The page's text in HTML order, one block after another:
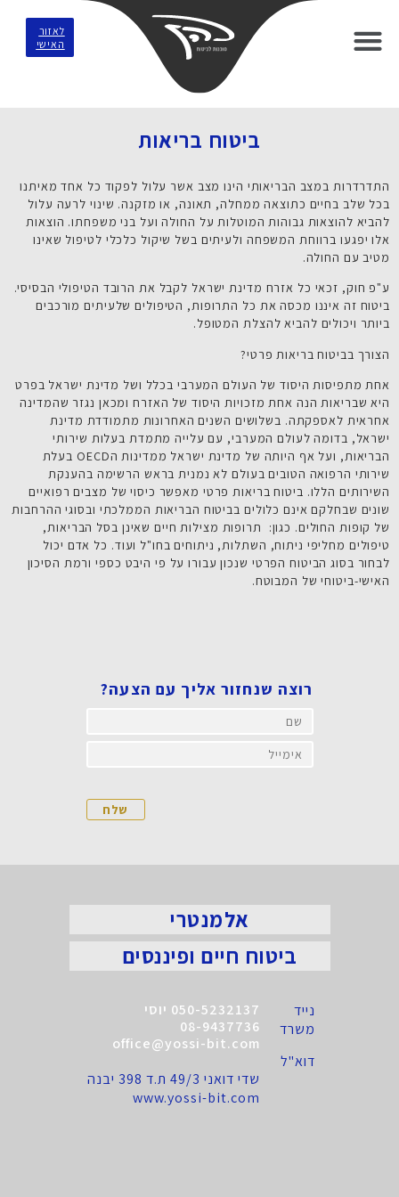
לאזור
האישי
ביטוח בריאות
התדרדרות במצב הבריאותי הינו מצב אשר עלול לפקוד כל אחד מאיתנו
בכל שלב בחיים כתוצאה ממחלה, תאונה, או מזקנה. שינוי לרעה עלול
להביא להוצאות גבוהות המוטלות על החולה ועל בני משפחתו. הוצאות
אלו יפגעו ברווחת המשפחה ולעיתים בשל שיקול כלכלי לטיפול שאינו
מטיב עם החולה.
ע"פ חוק, זכאי כל אזרח מדינת ישראל לקבל את הרובד הטיפולי הבסיסי.
ביטוח זה איננו מכסה את כל התרופות, הטיפולים שלעיתים מורכבים
ביותר ויכולים להביא להצלת המטופל.
הצורך בביטוח בריאות פרטי?
אחת מתפיסות היסוד של העולם המערבי בכלל ושל מדינת ישראל בפרט
היא שבריאות הנה אחת מזכויות היסוד של האזרח ומכאן נגזר שהמדינה
אחראית לאספקתה. בשלושים השנים האחרונות מתמודדת מדינת
ישראל, בדומה לעולם המערבי, עם עלייה מתמדת בעלות שירותי
הבריאות, ועל אף היותה של מדינת ישראל ממדינות הOECD בעלת
שירותי הרפואה הטובים בעולם לא נמנית בראש הרשימה בהענקת
השירותים הללו. ביטוח בריאות פרטי מאפשר כיסוי של מצבים רפואיים
שונים שבחלקם אינם כלולים בביטוח הבריאות הממלכתי ובסוגי ההרחבות
של קופות החולים. כגון: תרופות מצילות חיים שאינן בסל הבריאות,
טיפולים מחליפי ניתוח, השתלות, ניתוחים בחו"ל ועוד. כל אדם יכול
לבחור בסוג הביטוח הפרטי שנכון עבורו על פי היבט כספי ורמת הסיכון
האישי-ביטוחי של המבוטח.​
רוצה שנחזור אליך עם הצעה?
אלמנטרי
ביטוח חיים ופיננסים
נייד
משרד
דוא"ל
050-5232137 יוסי
08-9437736
office@yossi-bit.com
שדי דואני 49/3 ת.ד 398 יבנה
www.yossi-bit.com